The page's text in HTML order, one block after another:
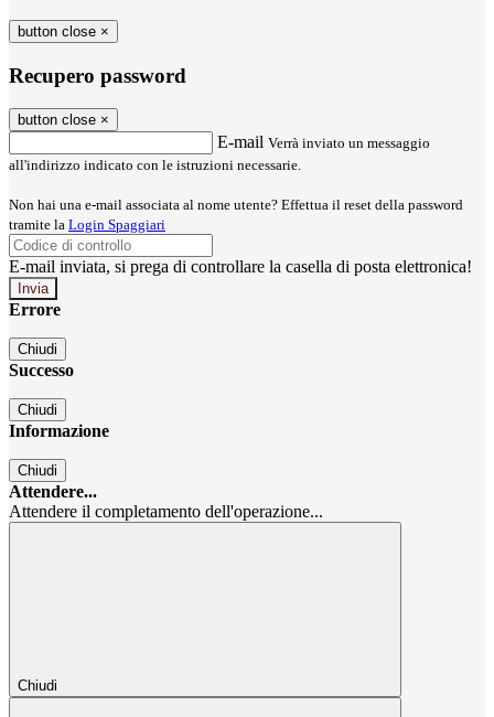
button close ×
Recupero password
button close ×
E-mail Verrà inviato un messaggio
all'indirizzo indicato con le istruzioni necessarie.
Non hai una e-mail associata al nome utente? Effettua il reset della password
tramite la Login Spaggiari
E-mail inviata, si prega di controllare la casella di posta elettronica!
Errore
Chiudi
Successo
Chiudi
Informazione
Chiudi
Attendere...
Attendere il completamento dell'operazione...
Chiudi